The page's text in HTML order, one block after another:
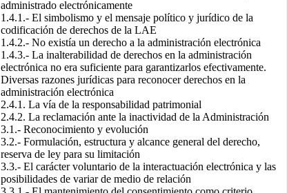
administrado electrónicamente
1.4.1.- El simbolismo y el mensaje político y jurídico de la
codificación de derechos de la LAE
1.4.2.- No existía un derecho a la administración electrónica
1.4.3.- La inalterabilidad de derechos en la administración
electrónica no era suficiente para garantizarlos efectivamente.
Diversas razones jurídicas para reconocer derechos en la
administración electrónica
2.4.1. La vía de la responsabilidad patrimonial
2.4.2. La reclamación ante la inactividad de la Administración
3.1.- Reconocimiento y evolución
3.2.- Formulación, estructura y alcance general del derecho,
reserva de ley para su limitación
3.3.- El carácter voluntario de la interactuación electrónica y las
posibilidades de variar de medio de relación